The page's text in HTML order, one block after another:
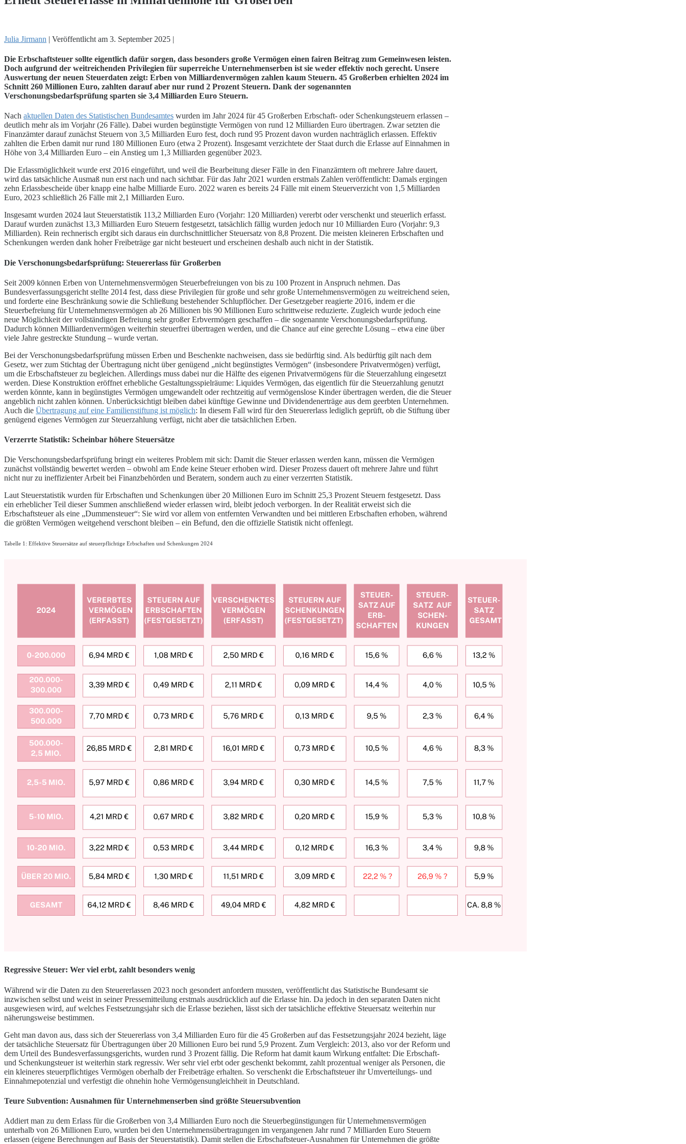
Julia Jirmann | Veröffentlicht am 3. September 2025 |
Die Erbschaftsteuer sollte eigentlich dafür sorgen, dass besonders große Vermögen einen fairen Beitrag zum Gemeinwesen leisten.
Doch aufgrund der weitreichenden Privilegien für superreiche Unternehmenserben ist sie weder effektiv noch gerecht. Unsere
Auswertung der neuen Steuerdaten zeigt: Erben von Milliardenvermögen zahlen kaum Steuern. 45 Großerben erhielten 2024 im
Schnitt 260 Millionen Euro, zahlten darauf aber nur rund 2 Prozent Steuern. Dank der sogenannten
Verschonungsbedarfsprüfung sparten sie 3,4 Milliarden Euro Steuern.
Nach aktuellen Daten des Statistischen Bundesamtes wurden im Jahr 2024 für 45 Großerben Erbschaft- oder Schenkungsteuern erlassen –
deutlich mehr als im Vorjahr (26 Fälle). Dabei wurden begünstigte Vermögen von rund 12 Milliarden Euro übertragen. Zwar setzten die
Finanzämter darauf zunächst Steuern von 3,5 Milliarden Euro fest, doch rund 95 Prozent davon wurden nachträglich erlassen. Effektiv
zahlten die Erben damit nur rund 180 Millionen Euro (etwa 2 Prozent). Insgesamt verzichtete der Staat durch die Erlasse auf Einnahmen in
Höhe von 3,4 Milliarden Euro – ein Anstieg um 1,3 Milliarden gegenüber 2023.
Die Erlassmöglichkeit wurde erst 2016 eingeführt, und weil die Bearbeitung dieser Fälle in den Finanzämtern oft mehrere Jahre dauert,
wird das tatsächliche Ausmaß nun erst nach und nach sichtbar. Für das Jahr 2021 wurden erstmals Zahlen veröffentlicht: Damals ergingen
zehn Erlassbescheide über knapp eine halbe Milliarde Euro. 2022 waren es bereits 24 Fälle mit einem Steuerverzicht von 1,5 Milliarden
Euro, 2023 schließlich 26 Fälle mit 2,1 Milliarden Euro.
Insgesamt wurden 2024 laut Steuerstatistik 113,2 Milliarden Euro (Vorjahr: 120 Milliarden) vererbt oder verschenkt und steuerlich erfasst.
Darauf wurden zunächst 13,3 Milliarden Euro Steuern festgesetzt, tatsächlich fällig wurden jedoch nur 10 Milliarden Euro (Vorjahr: 9,3
Milliarden). Rein rechnerisch ergibt sich daraus ein durchschnittlicher Steuersatz von 8,8 Prozent. Die meisten kleineren Erbschaften und
Schenkungen werden dank hoher Freibeträge gar nicht besteuert und erscheinen deshalb auch nicht in der Statistik.
Die Verschonungsbedarfsprüfung: Steuererlass für Großerben
Seit 2009 können Erben von Unternehmensvermögen Steuerbefreiungen von bis zu 100 Prozent in Anspruch nehmen. Das
Bundesverfassungsgericht stellte 2014 fest, dass diese Privilegien für große und sehr große Unternehmensvermögen zu weitreichend seien,
und forderte eine Beschränkung sowie die Schließung bestehender Schlupflöcher. Der Gesetzgeber reagierte 2016, indem er die
Steuerbefreiung für Unternehmensvermögen ab 26 Millionen bis 90 Millionen Euro schrittweise reduzierte. Zugleich wurde jedoch eine
neue Möglichkeit der vollständigen Befreiung sehr großer Erbvermögen geschaffen – die sogenannte Verschonungsbedarfsprüfung.
Dadurch können Milliardenvermögen weiterhin steuerfrei übertragen werden, und die Chance auf eine gerechte Lösung – etwa eine über
viele Jahre gestreckte Stundung – wurde vertan.
Bei der Verschonungsbedarfsprüfung müssen Erben und Beschenkte nachweisen, dass sie bedürftig sind. Als bedürftig gilt nach dem
Gesetz, wer zum Stichtag der Übertragung nicht über genügend „nicht begünstigtes Vermögen“ (insbesondere Privatvermögen) verfügt,
um die Erbschaftsteuer zu begleichen. Allerdings muss dabei nur die Hälfte des eigenen Privatvermögens für die Steuerzahlung eingesetzt
werden. Diese Konstruktion eröffnet erhebliche Gestaltungsspielräume: Liquides Vermögen, das eigentlich für die Steuerzahlung genutzt
werden könnte, kann in begünstigtes Vermögen umgewandelt oder rechtzeitig auf vermögenslose Kinder übertragen werden, die die Steuer
angeblich nicht zahlen können. Unberücksichtigt bleiben dabei künftige Gewinne und Dividendenerträge aus dem geerbten Unternehmen.
Auch die Übertragung auf eine Familienstiftung ist möglich: In diesem Fall wird für den Steuererlass lediglich geprüft, ob die Stiftung über
genügend eigenes Vermögen zur Steuerzahlung verfügt, nicht aber die tatsächlichen Erben.
Verzerrte Statistik: Scheinbar höhere Steuersätze
Die Verschonungsbedarfsprüfung bringt ein weiteres Problem mit sich: Damit die Steuer erlassen werden kann, müssen die Vermögen
zunächst vollständig bewertet werden – obwohl am Ende keine Steuer erhoben wird. Dieser Prozess dauert oft mehrere Jahre und führt
nicht nur zu ineffizienter Arbeit bei Finanzbehörden und Beratern, sondern auch zu einer verzerrten Statistik.
Laut Steuerstatistik wurden für Erbschaften und Schenkungen über 20 Millionen Euro im Schnitt 25,3 Prozent Steuern festgesetzt. Dass
ein erheblicher Teil dieser Summen anschließend wieder erlassen wird, bleibt jedoch verborgen. In der Realität erweist sich die
Erbschaftsteuer als eine „Dummensteuer“: Sie wird vor allem von entfernten Verwandten und bei mittleren Erbschaften erhoben, während
die größten Vermögen weitgehend verschont bleiben – ein Befund, den die offizielle Statistik nicht offenlegt.
Tabelle 1: Effektive Steuersätze auf steuerpflichtige Erbschaften und Schenkungen 2024
Regressive Steuer: Wer viel erbt, zahlt besonders wenig
Während wir die Daten zu den Steuererlassen 2023 noch gesondert anfordern mussten, veröffentlicht das Statistische Bundesamt sie
inzwischen selbst und weist in seiner Pressemitteilung erstmals ausdrücklich auf die Erlasse hin. Da jedoch in den separaten Daten nicht
ausgewiesen wird, auf welches Festsetzungsjahr sich die Erlasse beziehen, lässt sich der tatsächliche effektive Steuersatz weiterhin nur
näherungsweise bestimmen.
Geht man davon aus, dass sich der Steuererlass von 3,4 Milliarden Euro für die 45 Großerben auf das Festsetzungsjahr 2024 bezieht, läge
der tatsächliche Steuersatz für Übertragungen über 20 Millionen Euro bei rund 5,9 Prozent. Zum Vergleich: 2013, also vor der Reform und
dem Urteil des Bundesverfassungsgerichts, wurden rund 3 Prozent fällig. Die Reform hat damit kaum Wirkung entfaltet: Die Erbschaft-
und Schenkungsteuer ist weiterhin stark regressiv. Wer sehr viel erbt oder geschenkt bekommt, zahlt prozentual weniger als Personen, die
ein kleineres steuerpflichtiges Vermögen oberhalb der Freibeträge erhalten. So verschenkt die Erbschaftsteuer ihr Umverteilungs- und
Einnahmepotenzial und verfestigt die ohnehin hohe Vermögensungleichheit in Deutschland.
Teure Subvention: Ausnahmen für Unternehmenserben sind größte Steuersubvention
Addiert man zu dem Erlass für die Großerben von 3,4 Milliarden Euro noch die Steuerbegünstigungen für Unternehmensvermögen
unterhalb von 26 Millionen Euro, wurden bei den Unternehmensübertragungen im vergangenen Jahr rund 7 Milliarden Euro Steuern
erlassen (eigene Berechnungen auf Basis der Steuerstatistik). Damit stellen die Erbschaftsteuer-Ausnahmen für Unternehmen die größte